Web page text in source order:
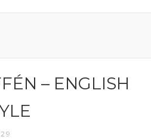
– ENGLISH